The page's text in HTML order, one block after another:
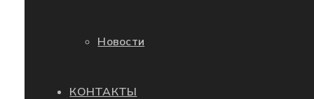
Новости
КОНТАКТЫ